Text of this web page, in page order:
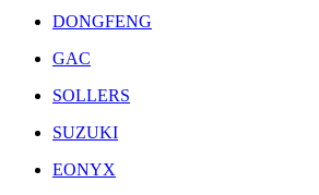
DONGFENG
GAC
SOLLERS
SUZUKI
EONYX